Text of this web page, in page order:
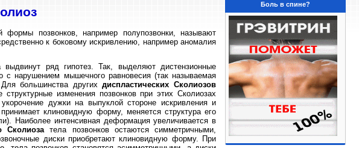
позвонков, например полупозвонки, называют
к боковому искривлению, например аномалия
выдвинут ряд гипотез. Так, выделяют дистензионные
с нарушением мышечного равновесия (так называемая
Для большинства другихдиспластических Сколиозов
изменения позвонков при этих Сколиозах
дужки на выпуклой стороне искривления и
клиновидную форму, меняется структура его
Наиболее интенсивная деформация увеличивается в
Сколиоза тела позвонков остаются симметричными,
диски приобретают клиновидную форму. При
Боль в спине?